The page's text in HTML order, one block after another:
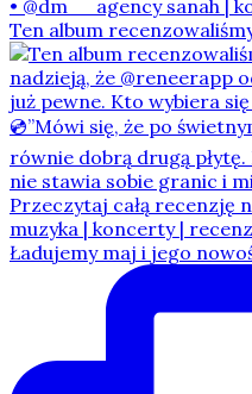
Ten album
Ładujemy maj i jego